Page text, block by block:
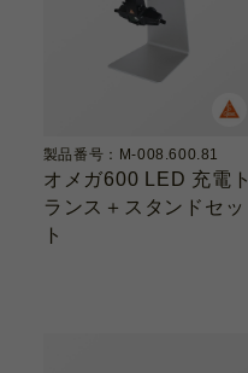
製品番号：M-008.600.81
オメガ600 LED 充電ト
ランス＋スタンドセッ
ト